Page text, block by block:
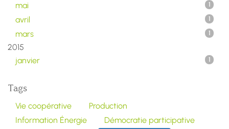
mai 1
avril 1
mars 1
2015
janvier
1
Tags
Vie coopérative
Production
Information Énergie
Démocratie participative